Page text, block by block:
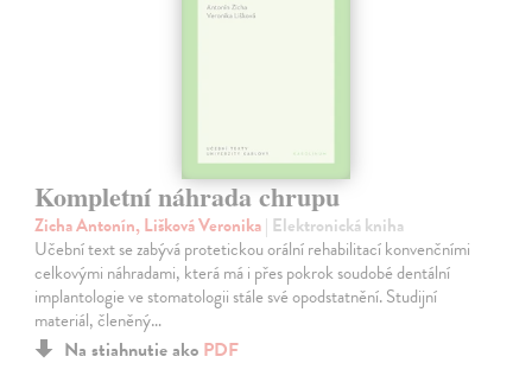
Kompletní náhrada chrupu
Zicha Antonín, Lišková Veronika| Elektronická kniha
Učební text se zabývá protetickou orální rehabilitací konvenčními
celkovými náhradami, která má i přes pokrok soudobé dentální
implantologie ve stomatologii stále své opodstatnění. Studijní
materiál, členěný…
Na stiahnutie ako PDF